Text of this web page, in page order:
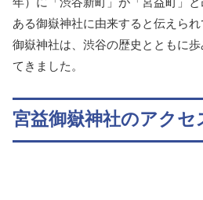
ある御嶽神社に由来すると伝えら
御嶽神社は、渋谷の歴史とともに
てきました。
宮益御嶽神社のアクセ